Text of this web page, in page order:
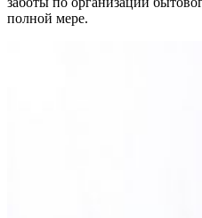
полной мере.